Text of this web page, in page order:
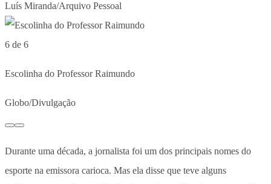
Luís Miranda/Arquivo Pessoal
6 de 6
Escolinha do Professor Raimundo
Globo/Divulgação
Durante uma década, a jornalista foi um dos principais nomes do
esporte na emissora carioca. Mas ela disse que teve alguns